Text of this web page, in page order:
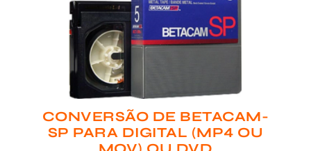
CONVERSÃO DE BETACAM-
SP PARA DIGITAL (MP4 OU